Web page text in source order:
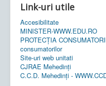
Link-uri utile
Accesibilitate
MINISTER-WWW.EDU.RO
PROTECȚIA
consumatorilor
Site-uri web unitati
CJRAE Mehedinți
C.C.D. Mehedinţi -